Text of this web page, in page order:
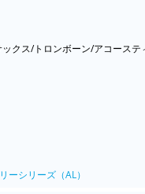
ックス/トロンボーン/アコース
ーシリーズ（AL）